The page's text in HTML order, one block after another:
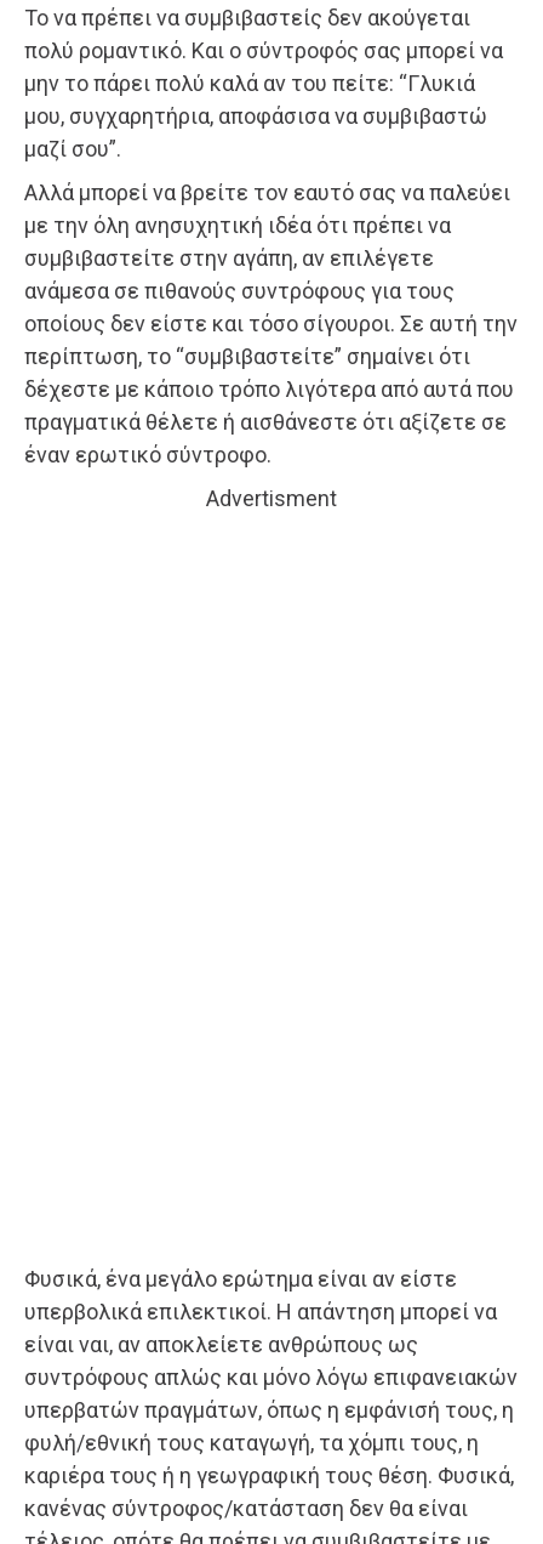
Το να πρέπει να συμβιβαστείς δεν ακούγεται
πολύ ρομαντικό. Και ο σύντροφός σας μπορεί να
μην το πάρει πολύ καλά αν του πείτε: “Γλυκιά
μου, συγχαρητήρια, αποφάσισα να συμβιβαστώ
μαζί σου”.
Αλλά μπορεί να βρείτε τον εαυτό σας να παλεύει
με την όλη ανησυχητική ιδέα ότι πρέπει να
συμβιβαστείτε στην αγάπη, αν επιλέγετε
ανάμεσα σε πιθανούς συντρόφους για τους
οποίους δεν είστε και τόσο σίγουροι. Σε αυτή την
περίπτωση, το “συμβιβαστείτε” σημαίνει ότι
δέχεστε με κάποιο τρόπο λιγότερα από αυτά που
πραγματικά θέλετε ή αισθάνεστε ότι αξίζετε σε
έναν ερωτικό σύντροφο.
Advertisment
Φυσικά, ένα μεγάλο ερώτημα είναι αν είστε
υπερβολικά επιλεκτικοί. Η απάντηση μπορεί να
είναι ναι, αν αποκλείετε ανθρώπους ως
συντρόφους απλώς και μόνο λόγω επιφανειακών
υπερβατών πραγμάτων, όπως η εμφάνισή τους, η
φυλή/εθνική τους καταγωγή, τα χόμπι τους, η
καριέρα τους ή η γεωγραφική τους θέση. Φυσικά,
κανένας σύντροφος/κατάσταση δεν θα είναι